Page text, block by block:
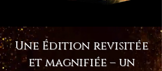
Une Édition revisitée
et magnifiée – un